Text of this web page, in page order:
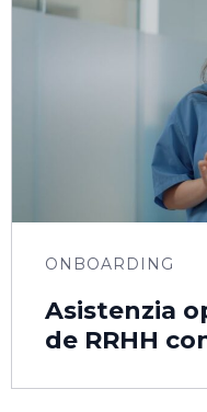
ONBOARDING
Asistenzia
de RRHH